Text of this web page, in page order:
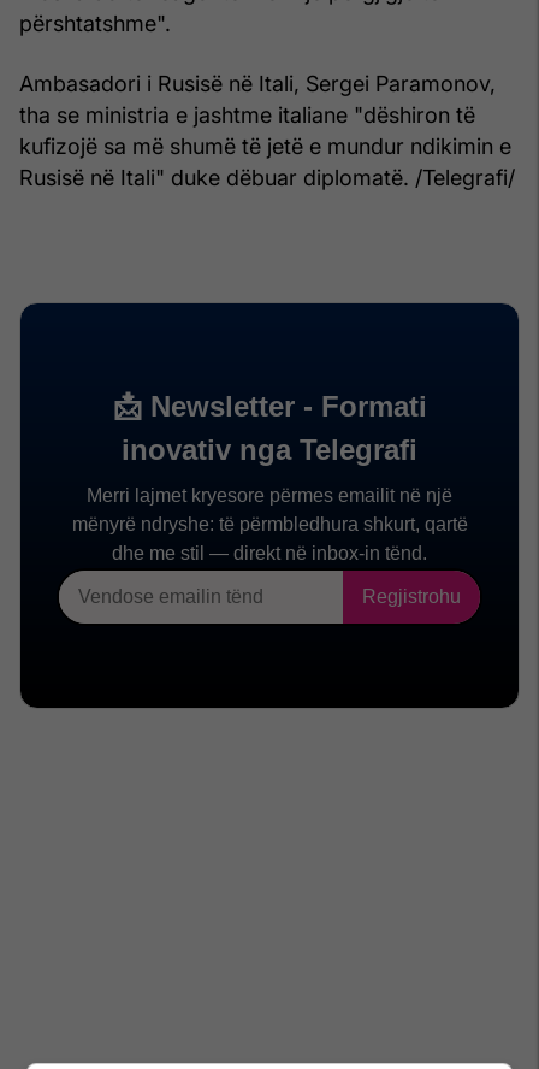
përshtatshme".
Ambasadori i Rusisë në Itali, Sergei Paramonov,
tha se ministria e jashtme italiane "dëshiron të
kufizojë sa më shumë të jetë e mundur ndikimin e
Rusisë në Itali" duke dëbuar diplomatë. /Telegrafi/